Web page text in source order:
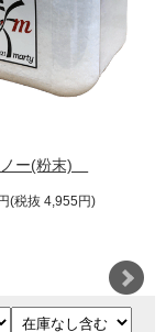
ノー(粉末)
(税抜 4,955円)